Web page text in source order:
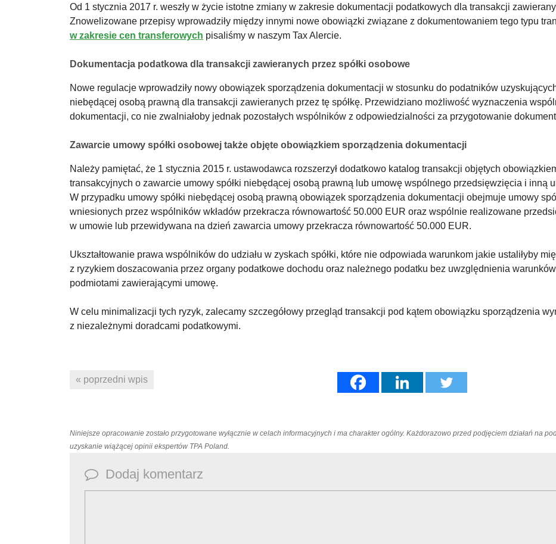
Od 1 stycznia 2017 r. weszły w życie istotne zmiany w zakresie dokumentacji podatkowych dla transakcji
Znowelizowane przepisy wprowadziły między innymi nowe obowiązki związane z dokumentowaniem tego typu
w zakresie cen transferowych pisaliśmy w naszym Tax Alercie.
Dokumentacja podatkowa dla transakcji zawieranych przez spółki osobowe
Nowe regulacje wprowadziły nowy obowiązek sporządzenia dokumentacji w stosunku do podatników
niebędącej osobą prawną dla transakcji zawieranych przez tę spółkę. Przewidziano możliwość wyznaczenia
dokumentacji, co nie zwalniałoby jednak pozostałych wspólników z odpowiedzialności za przygotowanie
Zawarcie umowy spółki osobowej także objęte obowiązkiem sporządzenia dokumentacji
Należy pamiętać, że 1 stycznia 2015 r. ustawodawca rozszerzył dodatkowo katalog transakcji objętych
transakcyjnych o zawarcie umowy spółki niebędącej osobą prawną lub umowę wspólnego przedsięwzięcia i inną
W przypadku umowy spółki niebędącej osobą prawną obowiązek sporządzenia dokumentacji obejmuje umowy
wniesionych przez wspólników wkładów przekracza równowartość 50.000 EUR oraz wspólnie realizowane
w umowie lub przewidywana na dzień zawarcia umowy przekracza równowartość 50.000 EUR.
Ukształtowanie prawa wspólników do udziału w zyskach spółki, które nie odpowiada warunkom jakie ustaliłyby
z ryzykiem doszacowania przez organy podatkowe dochodu oraz należnego podatku bez uwzględnienia
podmiotami zawierającymi umowę.
W celu minimalizacji tych ryzyk, zalecamy szczegółowy przegląd transakcji pod kątem obowiązku sporządzenia
z niezależnymi doradcami podatkowymi.
« poprzedni wpis
Niniejsze opracowanie zostało przygotowane wyłącznie w celach informacyjnych i ma charakter ogólny. Każdorazowo przed podjęciem działań na
uzyskanie wiążącej opinii ekspertów TPA Poland.
Dodaj komentarz